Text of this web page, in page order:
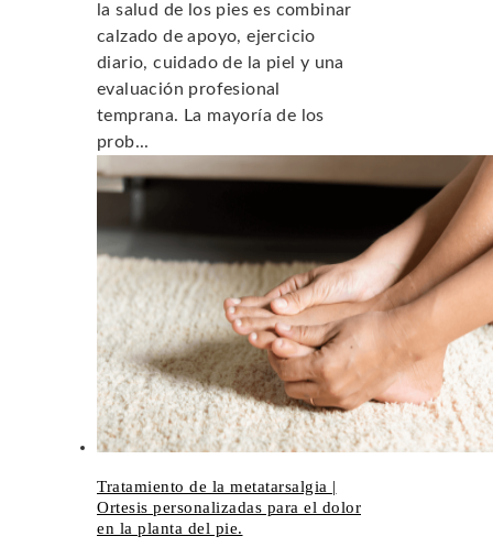
la salud de los pies es combinar
calzado de apoyo, ejercicio
diario, cuidado de la piel y una
evaluación profesional
temprana. La mayoría de los
prob...
Tratamiento de la metatarsalgia |
Ortesis personalizadas para el dolor
en la planta del pie.